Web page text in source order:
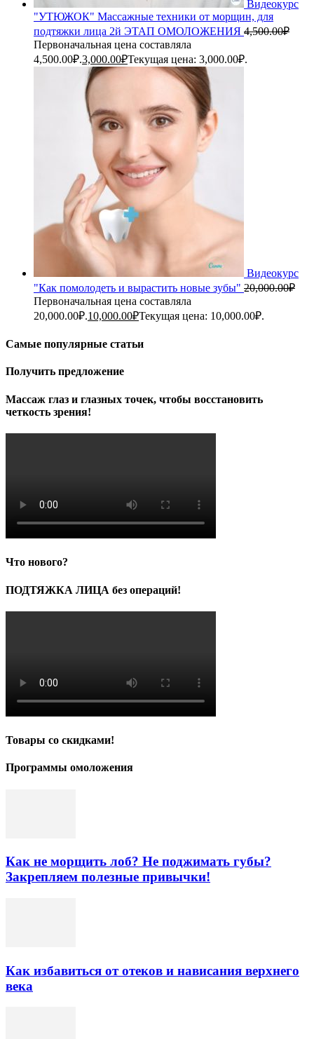
Видеокурс
"УТЮЖОК" Массажные техники от морщин, для
подтяжки лица 2й ЭТАП ОМОЛОЖЕНИЯ 4,500.00₽
Первоначальная цена составляла
4,500.00₽.3,000.00₽Текущая цена: 3,000.00₽.
Видеокурс
"Как помолодеть и вырастить новые зубы" 20,000.00₽
Первоначальная цена составляла
20,000.00₽.10,000.00₽Текущая цена: 10,000.00₽.
Самые популярные статьи
Получить предложение
Массаж глаз и глазных точек, чтобы восстановить
четкость зрения!
Что нового?
ПОДТЯЖКА ЛИЦА без операций!
Товары со скидками!
Программы омоложения
Как не морщить лоб? Не поджимать губы?
Закрепляем полезные привычки!
Как избавиться от отеков и нависания верхнего
века